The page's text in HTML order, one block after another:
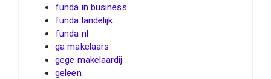
funda in business
funda landelijk
funda nl
ga makelaars
gege makelaardij
geleen